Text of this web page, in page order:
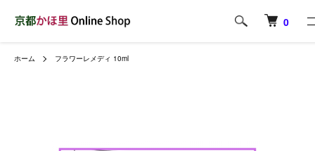
0
ホーム フラワーレメディ 10ml